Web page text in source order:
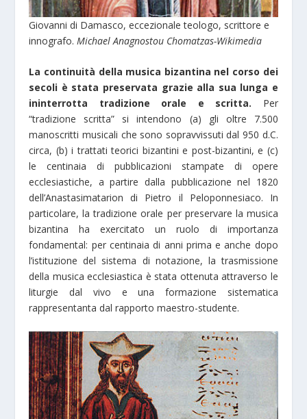
Giovanni di Damasco, eccezionale teologo, scrittore e
innografo.Michael Anagnostou Chomatzas-Wikimedia
La continuità della musica bizantina nel corso dei
secoli è stata preservata grazie alla sua lunga e
ininterrotta tradizione orale e scritta. Per
“tradizione scritta” si intendono (a) gli oltre 7.500
manoscritti musicali che sono sopravvissuti dal 950 d.C.
circa, (b) i trattati teorici bizantini e post-bizantini, e (c)
le centinaia di pubblicazioni stampate di opere
ecclesiastiche, a partire dalla pubblicazione nel 1820
dell’Anastasimatarion di Pietro il Peloponnesiaco. In
particolare, la tradizione orale per preservare la musica
bizantina ha exercitato un ruolo di importanza
fondamental: per centinaia di anni prima e anche dopo
l’istituzione del sistema di notazione, la trasmissione
della musica ecclesiastica è stata ottenuta attraverso le
liturgie dal vivo e una formazione sistematica
rappresentanta dal rapporto maestro-studente.